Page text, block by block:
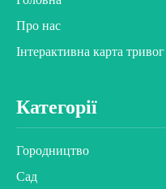
Про нас
Інтерактивна карта тривог
Категорії
Городництво
Сад